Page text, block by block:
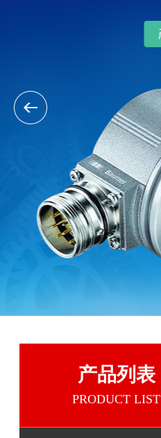
产品列表
PRODUCT LIST